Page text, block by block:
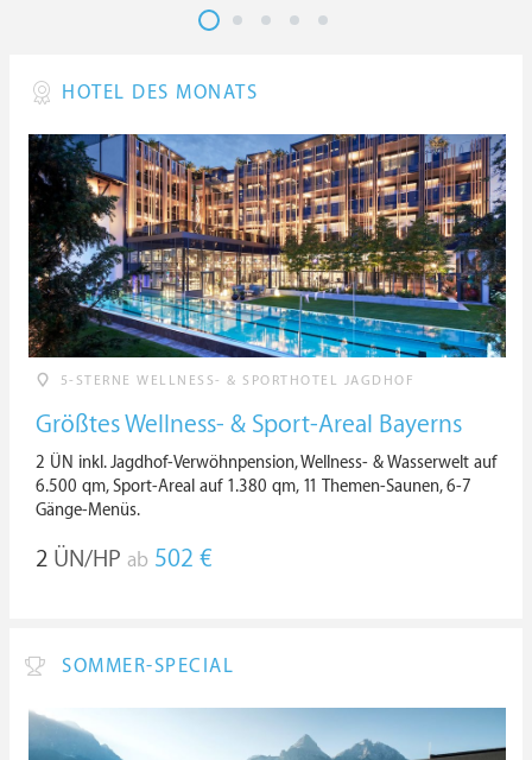
HOTEL DES MONATS
5-STERNE WELLNESS- & SPORTHOTEL JAGDHOF
Größtes Wellness- & Sport-Areal Bayerns
2 ÜN inkl. Jagdhof-Verwöhnpension, Wellness- & Wasserwelt auf
6.500 qm, Sport-Areal auf 1.380 qm, 11 Themen-Saunen, 6-7
Gänge-Menüs.
2 ÜN/HP ab 502 €
SOMMER-SPECIAL